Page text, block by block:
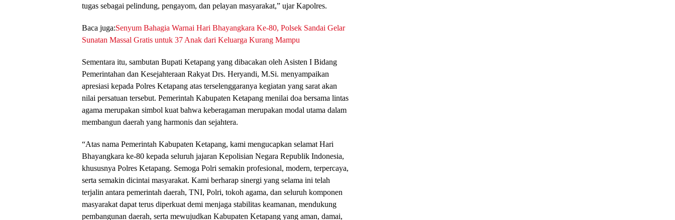
tugas sebagai pelindung, pengayom, dan pelayan masyarakat,” ujar Kapolres.
Baca juga:Senyum Bahagia Warnai Hari Bhayangkara Ke-80, Polsek Sandai Gelar
Sunatan Massal Gratis untuk 37 Anak dari Keluarga Kurang Mampu
Sementara itu, sambutan Bupati Ketapang yang dibacakan oleh Asisten I Bidang
Pemerintahan dan Kesejahteraan Rakyat Drs. Heryandi, M.Si. menyampaikan
apresiasi kepada Polres Ketapang atas terselenggaranya kegiatan yang sarat akan
nilai persatuan tersebut. Pemerintah Kabupaten Ketapang menilai doa bersama lintas
agama merupakan simbol kuat bahwa keberagaman merupakan modal utama dalam
membangun daerah yang harmonis dan sejahtera.
“Atas nama Pemerintah Kabupaten Ketapang, kami mengucapkan selamat Hari
Bhayangkara ke-80 kepada seluruh jajaran Kepolisian Negara Republik Indonesia,
khususnya Polres Ketapang. Semoga Polri semakin profesional, modern, terpercaya,
serta semakin dicintai masyarakat. Kami berharap sinergi yang selama ini telah
terjalin antara pemerintah daerah, TNI, Polri, tokoh agama, dan seluruh komponen
masyarakat dapat terus diperkuat demi menjaga stabilitas keamanan, mendukung
pembangunan daerah, serta mewujudkan Kabupaten Ketapang yang aman, damai,